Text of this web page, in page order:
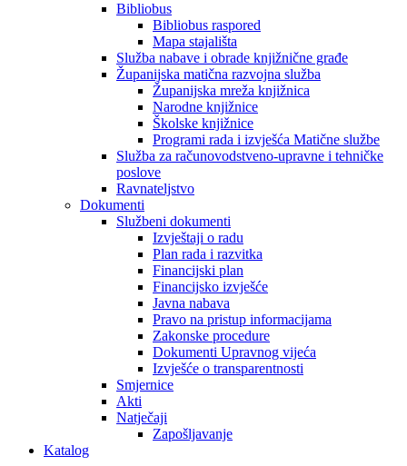
Bibliobus
Bibliobus raspored
Mapa stajališta
Služba nabave i obrade knjižnične građe
Županijska matična razvojna služba
Županijska mreža knjižnica
Narodne knjižnice
Školske knjižnice
Programi rada i izvješća Matične službe
Služba za računovodstveno-upravne i tehničke
poslove
Ravnateljstvo
Dokumenti
Službeni dokumenti
Izvještaji o radu
Plan rada i razvitka
Financijski plan
Financijsko izvješće
Javna nabava
Pravo na pristup informacijama
Zakonske procedure
Dokumenti Upravnog vijeća
Izvješće o transparentnosti
Smjernice
Akti
Natječaji
Zapošljavanje
Katalog